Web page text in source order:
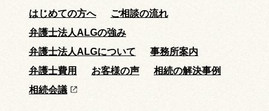
はじめての方へ
ご相談の流れ
弁護士法人ALGの強み
弁護士法人ALGについて
事務所案内
弁護士費用
お客様の声
相続の解決事例
相続会議